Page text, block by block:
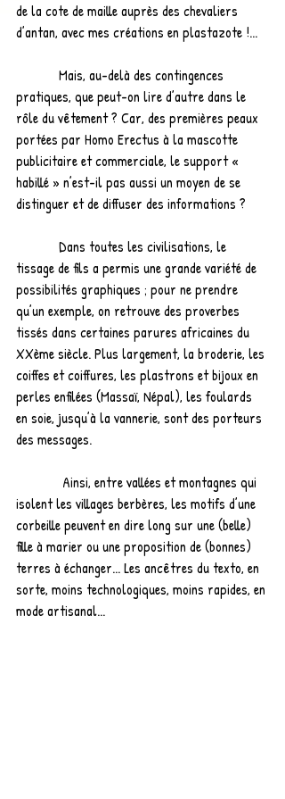
de la cote de maille auprès des chevaliers
d’antan, avec mes créations en plastazote !...
pratiques, que peut-on lire d’autre dans le
rôle du vêtement ? Car, des premières peaux
portées par Homo Erectus à la mascotte
publicitaire et commerciale, le support «
habillé » n’est-il pas aussi un moyen de se
distinguer et de diffuser des informations ?
tissage de fils a permis une grande variété de
possibilités graphiques ; pour ne prendre
qu’un exemple, on retrouve des proverbes
tissés dans certaines parures africaines du
XXème siècle. Plus largement, la broderie, les
coiffes et coiffures, les plastrons et bijoux en
perles enfilées (Massaï, Népal), les foulards
en soie, jusqu’à la vannerie, sont des porteurs
des messages.
isolent les villages berbères, les motifs d’une
corbeille peuvent en dire long sur une (belle)
fille à marier ou une proposition de (bonnes)
terres à échanger... Les ancêtres du texto, en
sorte, moins technologiques, moins rapides, en
mode artisanal...